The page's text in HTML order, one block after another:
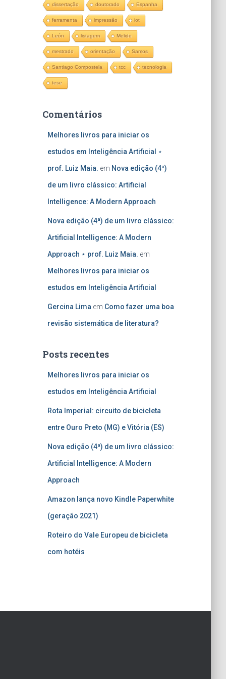
dissertação doutorado Espanha
ferramenta impressão iot
León listagem Melide
mestrado orientação Samos
Santiago Compostela tcc tecnologia
tese
Comentários
Melhores livros para iniciar os
estudos em Inteligência Artificial ⋆
prof. Luiz Maia. em Nova edição (4ª)
de um livro clássico: Artificial
Intelligence: A Modern Approach
Nova edição (4ª) de um livro clássico:
Artificial Intelligence: A Modern
Approach ⋆ prof. Luiz Maia. em
Melhores livros para iniciar os
estudos em Inteligência Artificial
Gercina Lima em Como fazer uma boa
revisão sistemática de literatura?
Posts recentes
Melhores livros para iniciar os
estudos em Inteligência Artificial
Rota Imperial: circuito de bicicleta
entre Ouro Preto (MG) e Vitória (ES)
Nova edição (4ª) de um livro clássico:
Artificial Intelligence: A Modern
Approach
Amazon lança novo Kindle Paperwhite
(geração 2021)
Roteiro do Vale Europeu de bicicleta
com hotéis